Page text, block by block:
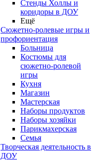
Стенды Холлы и
коридоры в ДОУ
Ещё
Сюжетно-ролевые игры и
профориентация
Больница
Костюмы для
сюжетно-ролевой
игры
Кухня
Магазин
Мастерская
Наборы продуктов
Наборы хозяйки
Парикмахерская
Семья
Творческая деятельность в
ДОУ